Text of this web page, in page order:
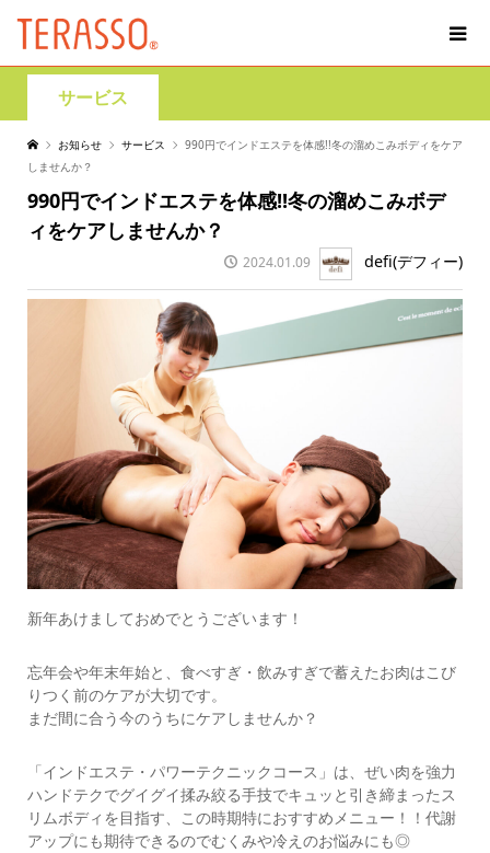
サービス
お知らせ サービス
990円でインドエステを体感!!冬の溜めこみボディをケア
しませんか？
990円でインドエステを体感!!冬の溜めこみボデ
ィをケアしませんか？
2024.01.09 defi(デフィー)
新年あけましておめでとうございます！
忘年会や年末年始と、食べすぎ・飲みすぎで蓄えたお肉はこび
りつく前のケアが大切です。
まだ間に合う今のうちにケアしませんか？
「インドエステ・パワーテクニックコース」は、ぜい肉を強力
ハンドテクでグイグイ揉み絞る手技でキュッと引き締まったス
リムボディを目指す、この時期特におすすめメニュー！！代謝
アップにも期待できるのでむくみや冷えのお悩みにも◎